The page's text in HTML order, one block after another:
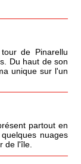
de Pinarellu
Du haut de son
unique sur l'un
partout en
nuages
de l'île.